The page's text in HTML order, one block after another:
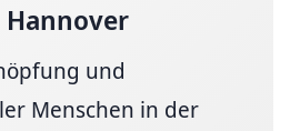
und
Menschen in der